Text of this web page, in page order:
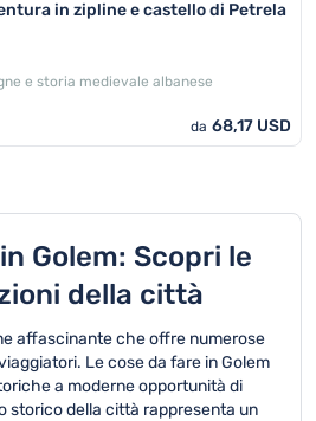
in zipline e castello di Petrela
e storia medievale albanese
da 68,17 USD
Golem: Scopri le
della città
affascinante che offre numerose
Le cose da fare in Golem
a moderne opportunità di
storico della città rappresenta un